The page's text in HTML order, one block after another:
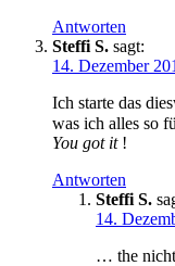
Antworten
Steffi S. sagt:
14. Dezember
Ich starte das
was ich alles so
You got it!
Antworten
Steffi S.
14.
… the